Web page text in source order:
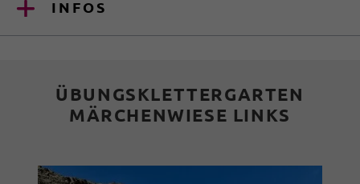
INFOS
ÜBUNGSKLETTERGARTEN
MÄRCHENWIESE LINKS